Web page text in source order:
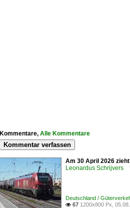
Kommentare, Alle Kommentare
Kommentar verfassen
Am 30 April 2026
Leonardus Schrijvers
Deutschland /
 67 1200x800 Px,